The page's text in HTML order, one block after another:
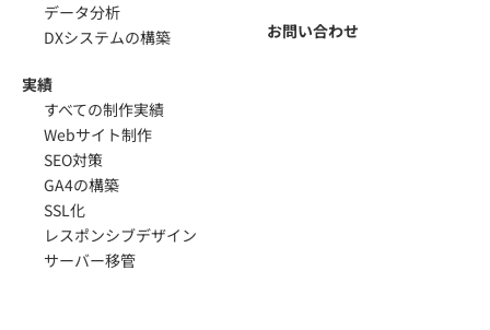
お問い合わせ
実績
すべての制作実績
Webサイト制作
SEO対策
GA4の構築
SSL化
レスポンシブデザイン
サーバー移管
データ分析
DXシステムの構築